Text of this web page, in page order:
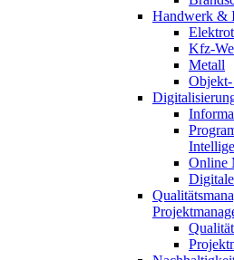
Handwerk &
Kfz-
Metall
Objekt-
Online